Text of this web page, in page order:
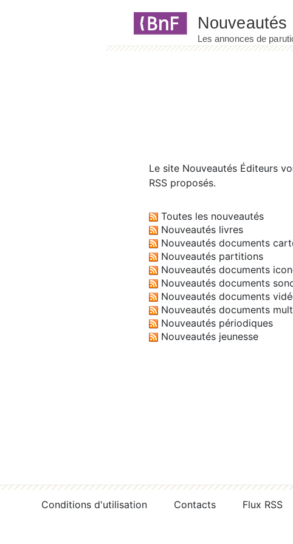
Le site Nouveautés Éditeurs
RSS proposés.
Toutes les nouveautés
Nouveautés livres
Nouveautés documents
Nouveautés partitions
Nouveautés documents
Nouveautés documents
Nouveautés documents
Nouveautés documents
Nouveautés périodiques
Nouveautés jeunesse
Conditions d'utilisation Contacts Flux RSS